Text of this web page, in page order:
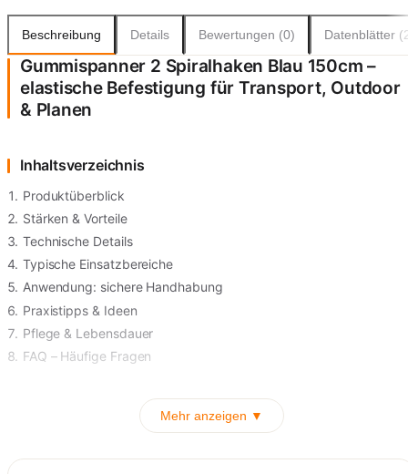
Beschreibung Details Bewertungen (0) Datenblätter
Gummispanner 2 Spiralhaken Blau 150cm –
elastische Befestigung für Transport, Outdoor
& Planen
Inhaltsverzeichnis
Produktüberblick
Stärken & Vorteile
Technische Details
Typische Einsatzbereiche
Anwendung: sichere Handhabung
Praxistipps & Ideen
Pflege & Lebensdauer
FAQ – Häufige Fragen
Mehr anzeigen ▼